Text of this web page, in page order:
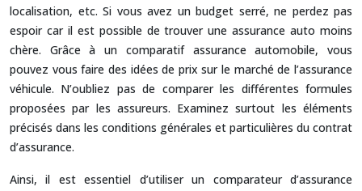
localisation, etc. Si vous avez un budget serré, ne perdez pas
espoir car il est possible de trouver une assurance auto moins
chère. Grâce à un comparatif assurance automobile, vous
pouvez vous faire des idées de prix sur le marché de l’assurance
véhicule. N’oubliez pas de comparer les différentes formules
proposées par les assureurs. Examinez surtout les éléments
précisés dans les conditions générales et particulières du contrat
d’assurance.
Ainsi, il est essentiel d’utiliser un comparateur d’assurance